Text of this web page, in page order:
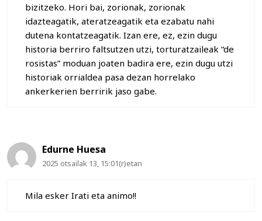
bizitzeko. Hori bai, zorionak, zorionak
idazteagatik, ateratzeagatik eta ezabatu nahi
dutena kontatzeagatik. Izan ere, ez, ezin dugu
historia berriro faltsutzen utzi, torturatzaileak “de
rosistas” moduan joaten badira ere, ezin dugu utzi
historiak orrialdea pasa dezan horrelako
ankerkerien berririk jaso gabe.
Edurne Huesa
2025 otsailak 13, 15:01(r)etan
Mila esker Irati eta animo!!